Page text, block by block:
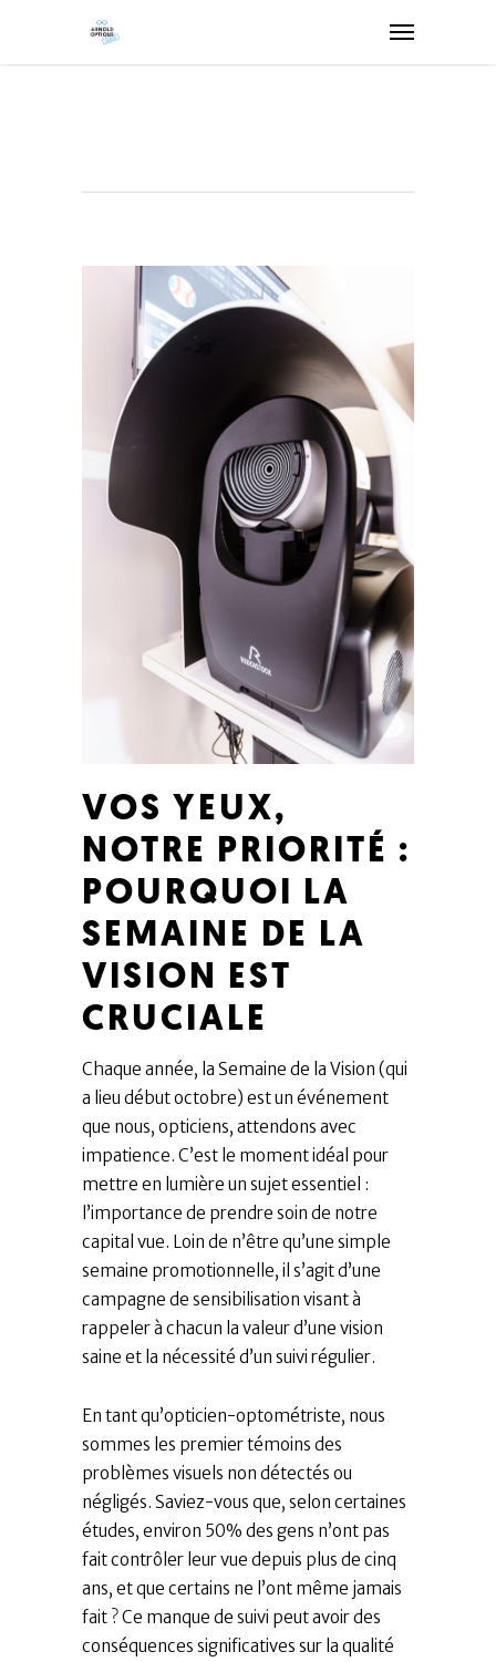
VOS YEUX,
NOTRE PRIORITÉ :
POURQUOI LA
SEMAINE DE LA
VISION EST
CRUCIALE
​Chaque année, la Semaine de la Vision (qui
a lieu début octobre) est un événement
que nous, opticiens, attendons avec
impatience. C’est le moment idéal pour
mettre en lumière un sujet essentiel :
l’importance de prendre soin de notre
capital vue. Loin de n’être qu’une simple
semaine promotionnelle, il s’agit d’une
campagne de sensibilisation visant à
rappeler à chacun la valeur d’une vision
saine et la nécessité d’un suivi régulier.
​En tant qu’opticien-optométriste, nous
sommes les premier témoins des
problèmes visuels non détectés ou
négligés. Saviez-vous que, selon certaines
études, environ 50% des gens n’ont pas
fait contrôler leur vue depuis plus de cinq
ans, et que certains ne l’ont même jamais
fait ? Ce manque de suivi peut avoir des
conséquences significatives sur la qualité